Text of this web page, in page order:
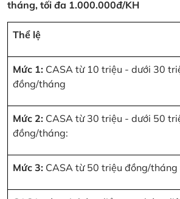
tháng, tối đa 1.000.000đ/KH
Thể lệ
Mức 1: CASA từ 10 triệu - dưới 30
đồng/tháng
Mức 2: CASA từ 30 triệu - dưới 50
đồng/tháng:
Mức 3: CASA từ 50 triệu đồng/tháng